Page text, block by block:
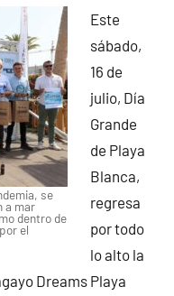
se
a mar
dentro de
el
Este
sábado,
16 de
julio, Día
Grande
de Playa
Blanca,
regresa
por todo
lo alto la
Dreams Playa